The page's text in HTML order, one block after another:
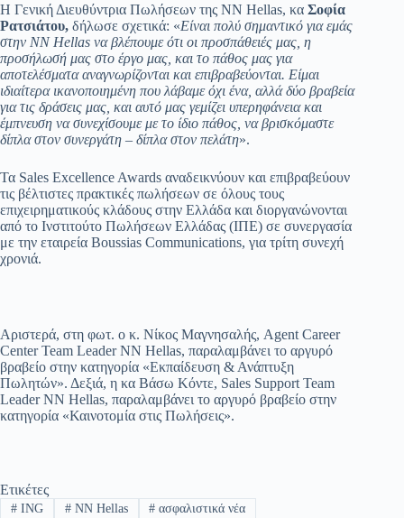
Η Γενική Διευθύντρια Πωλήσεων της NN Hellas, κα Σοφία
Ρατσιάτου, δήλωσε σχετικά: «Είναι πολύ σημαντικό για εμάς
στην NN Hellas να βλέπουμε ότι οι προσπάθειές μας, η
προσήλωσή μας στο έργο μας, και το πάθος μας για
αποτελέσματα αναγνωρίζονται και επιβραβεύονται. Είμαι
ιδιαίτερα ικανοποιημένη που λάβαμε όχι ένα, αλλά δύο βραβεία
για τις δράσεις μας, και αυτό μας γεμίζει υπερηφάνεια και
έμπνευση να συνεχίσουμε με το ίδιο πάθος, να βρισκόμαστε
δίπλα στον συνεργάτη – δίπλα στον πελάτη».
Τα Sales Excellence Awards αναδεικνύουν και επιβραβεύουν
τις βέλτιστες πρακτικές πωλήσεων σε όλους τους
επιχειρηματικούς κλάδους στην Ελλάδα και διοργανώνονται
από το Ινστιτούτο Πωλήσεων Ελλάδας (ΙΠΕ) σε συνεργασία
με την εταιρεία Boussias Communications, για τρίτη συνεχή
χρονιά.
Αριστερά, στη φωτ. ο κ. Νίκος Μαγνησαλής, Agent Career
Center Team Leader NN Hellas, παραλαμβάνει το αργυρό
βραβείο στην κατηγορία «Εκπαίδευση & Ανάπτυξη
Πωλητών». Δεξιά, η κα Βάσω Κόντε, Sales Support Team
Leader NN Hellas, παραλαμβάνει το αργυρό βραβείο στην
κατηγορία «Καινοτομία στις Πωλήσεις».
Ετικέτες
#ING #NN Hellas # ασφαλιστικά νέα